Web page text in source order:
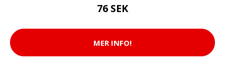
76 SEK
MER INFO!